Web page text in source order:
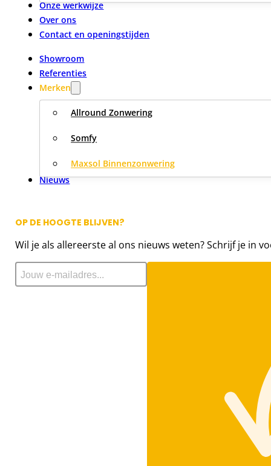
Onze werkwijze
Over ons
Contact en openingstijden
Showroom
Referenties
Merken
Allround Zonwering
Somfy
Maxsol Binnenzonwering
Nieuws
OP DE HOOGTE BLIJVEN?
Wil je als allereerste al ons nieuws weten? Schrijf je in